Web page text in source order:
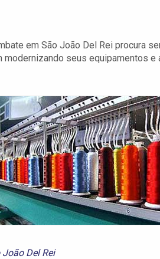
em São João Del Rei procura
seus equipamentos
Del Rei